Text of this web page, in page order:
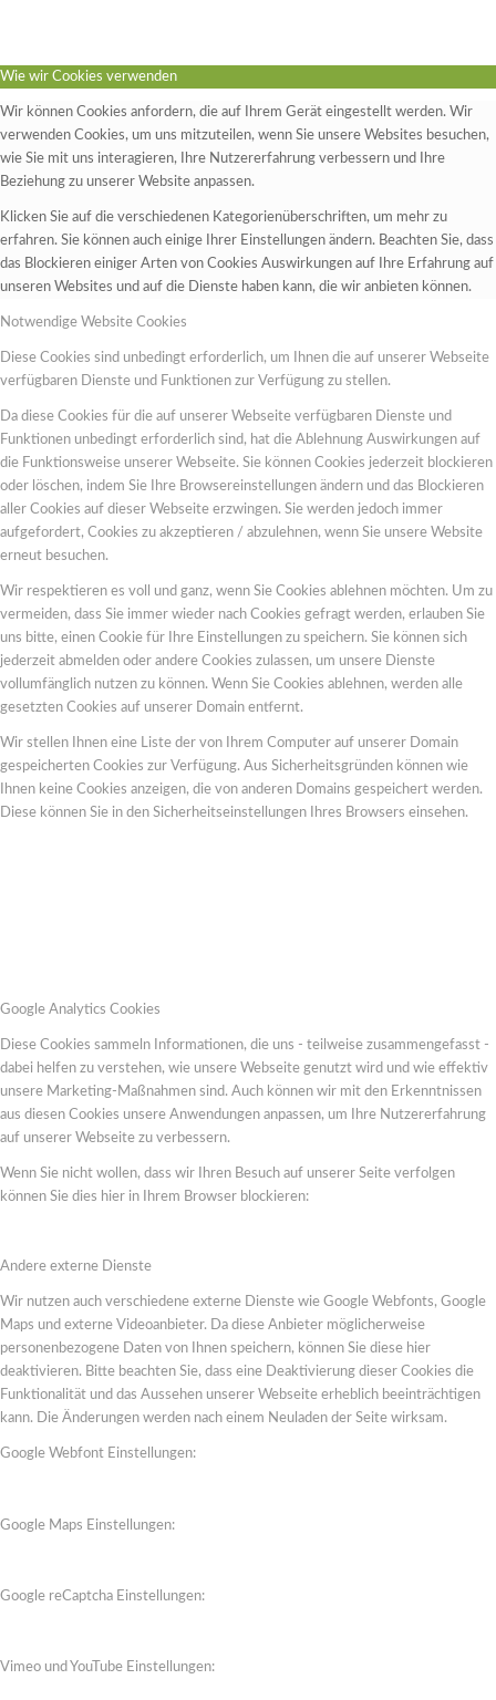
Wie wir Cookies verwenden
Wir können Cookies anfordern, die auf Ihrem Gerät eingestellt werden. Wir
verwenden Cookies, um uns mitzuteilen, wenn Sie unsere Websites besuchen,
wie Sie mit uns interagieren, Ihre Nutzererfahrung verbessern und Ihre
Beziehung zu unserer Website anpassen.
Klicken Sie auf die verschiedenen Kategorienüberschriften, um mehr zu
erfahren. Sie können auch einige Ihrer Einstellungen ändern. Beachten Sie, dass
das Blockieren einiger Arten von Cookies Auswirkungen auf Ihre Erfahrung auf
unseren Websites und auf die Dienste haben kann, die wir anbieten können.
Notwendige Website Cookies
Diese Cookies sind unbedingt erforderlich, um Ihnen die auf unserer Webseite
verfügbaren Dienste und Funktionen zur Verfügung zu stellen.
Da diese Cookies für die auf unserer Webseite verfügbaren Dienste und
Funktionen unbedingt erforderlich sind, hat die Ablehnung Auswirkungen auf
die Funktionsweise unserer Webseite. Sie können Cookies jederzeit blockieren
oder löschen, indem Sie Ihre Browsereinstellungen ändern und das Blockieren
aller Cookies auf dieser Webseite erzwingen. Sie werden jedoch immer
aufgefordert, Cookies zu akzeptieren / abzulehnen, wenn Sie unsere Website
erneut besuchen.
Wir respektieren es voll und ganz, wenn Sie Cookies ablehnen möchten. Um zu
vermeiden, dass Sie immer wieder nach Cookies gefragt werden, erlauben Sie
uns bitte, einen Cookie für Ihre Einstellungen zu speichern. Sie können sich
jederzeit abmelden oder andere Cookies zulassen, um unsere Dienste
vollumfänglich nutzen zu können. Wenn Sie Cookies ablehnen, werden alle
gesetzten Cookies auf unserer Domain entfernt.
Wir stellen Ihnen eine Liste der von Ihrem Computer auf unserer Domain
gespeicherten Cookies zur Verfügung. Aus Sicherheitsgründen können wie
Ihnen keine Cookies anzeigen, die von anderen Domains gespeichert werden.
Diese können Sie in den Sicherheitseinstellungen Ihres Browsers einsehen.
Google Analytics Cookies
Diese Cookies sammeln Informationen, die uns - teilweise zusammengefasst -
dabei helfen zu verstehen, wie unsere Webseite genutzt wird und wie effektiv
unsere Marketing-Maßnahmen sind. Auch können wir mit den Erkenntnissen
aus diesen Cookies unsere Anwendungen anpassen, um Ihre Nutzererfahrung
auf unserer Webseite zu verbessern.
Wenn Sie nicht wollen, dass wir Ihren Besuch auf unserer Seite verfolgen
können Sie dies hier in Ihrem Browser blockieren:
Andere externe Dienste
Wir nutzen auch verschiedene externe Dienste wie Google Webfonts, Google
Maps und externe Videoanbieter. Da diese Anbieter möglicherweise
personenbezogene Daten von Ihnen speichern, können Sie diese hier
deaktivieren. Bitte beachten Sie, dass eine Deaktivierung dieser Cookies die
Funktionalität und das Aussehen unserer Webseite erheblich beeinträchtigen
kann. Die Änderungen werden nach einem Neuladen der Seite wirksam.
Google Webfont Einstellungen:
Google Maps Einstellungen:
Google reCaptcha Einstellungen:
Vimeo und YouTube Einstellungen: